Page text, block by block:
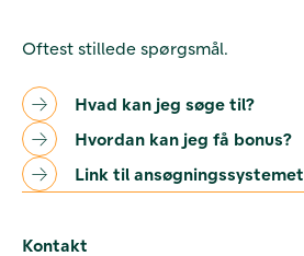
Oftest stillede spørgsmål.
Hvad kan jeg søge til?
Hvordan kan jeg få bonus?
Link til ansøgningssystemet
Kontakt